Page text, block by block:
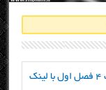
دانلود رایگان سریال خارجی فرکانس قسمت ۴ فصل اول با لینک